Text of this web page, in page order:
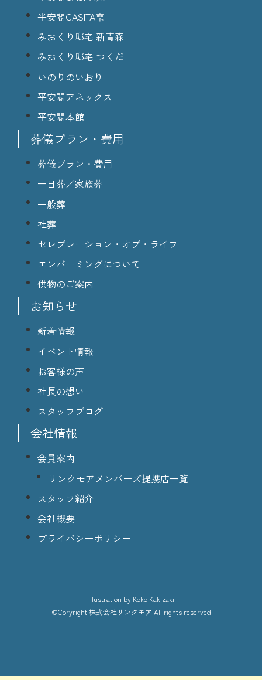
平安閣CASITA雫
みおくり邸宅 新青森
みおくり邸宅 つくだ
いのりのいおり
平安閣アネックス
平安閣本館
葬儀プラン・費用
葬儀プラン・費用
一日葬／家族葬
一般葬
社葬
セレブレーション・オブ・ライフ
エンバーミングについて
供物のご案内
お知らせ
新着情報
イベント情報
お客様の声
社長の想い
スタッフブログ
会社情報
会員案内
リンクモアメンバーズ提携店一覧
スタッフ紹介
会社概要
プライバシーポリシー
lllustration by Koko Kakizaki
©Coryright 株式会社リンクモア All rights reserved